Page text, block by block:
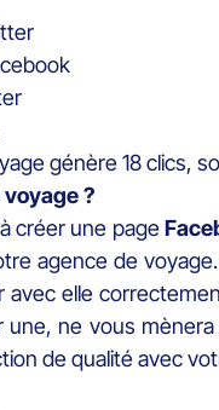
génère 18 clics,
?
créer une page
agence de
elle
ne vous
de qualité avec